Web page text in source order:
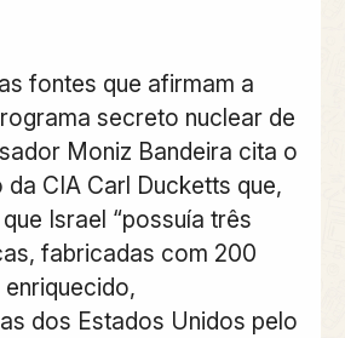
fontes que afirmam a
secreto nuclear de
Moniz Bandeira cita o
CIA Carl Ducketts que,
Israel “possuía três
fabricadas com 200
dos Estados Unidos pelo